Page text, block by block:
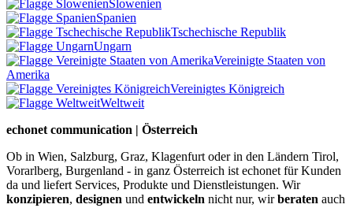
Slowenien
Spanien
Tschechische Republik
Ungarn
Vereinigte Staaten von
Amerika
Vereinigtes Königreich
Weltweit
echonet communication | Österreich
Ob in Wien, Salzburg, Graz, Klagenfurt oder in den Ländern Tirol,
Vorarlberg, Burgenland - in ganz Österreich ist echonet für Kunden
da und liefert Services, Produkte und Dienstleistungen. Wir
konzipieren, designen und entwickeln nicht nur, wirberaten auch